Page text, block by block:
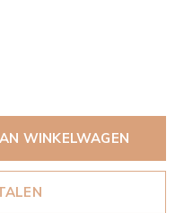
WINKELWAGEN